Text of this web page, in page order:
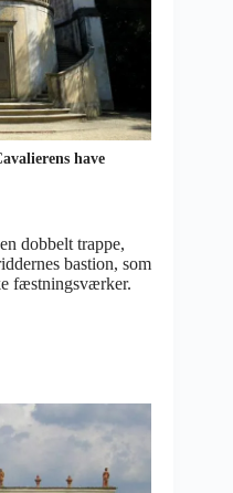
have
dobbelt trappe,
bastion, som
fæstningsværker.